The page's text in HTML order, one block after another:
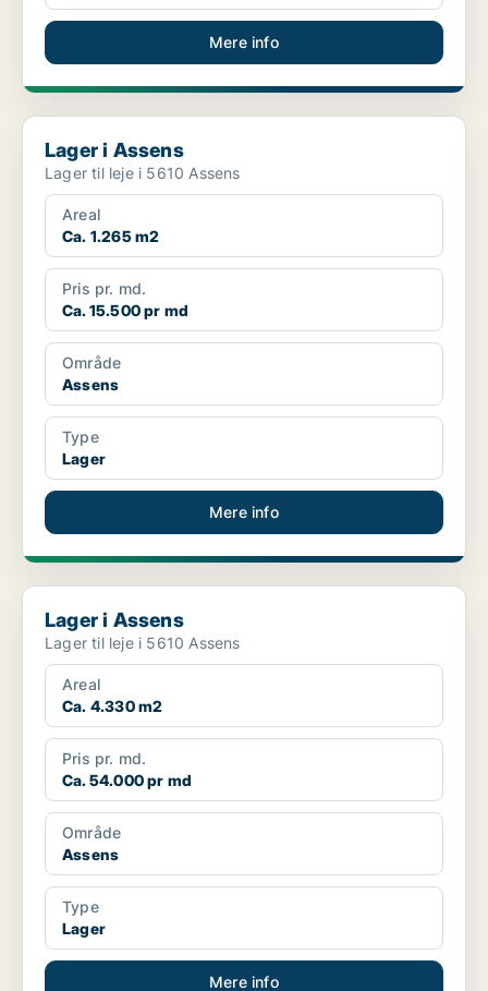
Mere info
Lager i Assens
Lager i Assens
Lager til leje i 5610 Assens
Areal
Ca. 1.265 m2
Pris pr. md.
Ca. 15.500 pr md
Område
Assens
Type
Lager
Mere info
Lager i Assens
Lager i Assens
Lager til leje i 5610 Assens
Areal
Ca. 4.330 m2
Pris pr. md.
Ca. 54.000 pr md
Område
Assens
Type
Lager
Mere info